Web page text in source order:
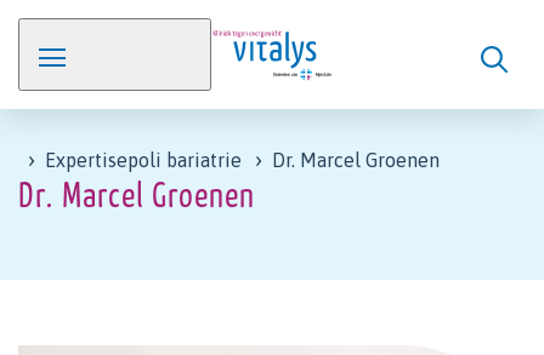
Dr. Marcel Groenen
Expertisepoli bariatrie Dr. Marcel Groenen